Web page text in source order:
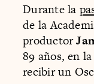
Durante la
de la
productor
89 años, en
recibir un